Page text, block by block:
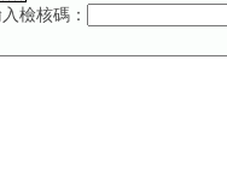
檢核碼：